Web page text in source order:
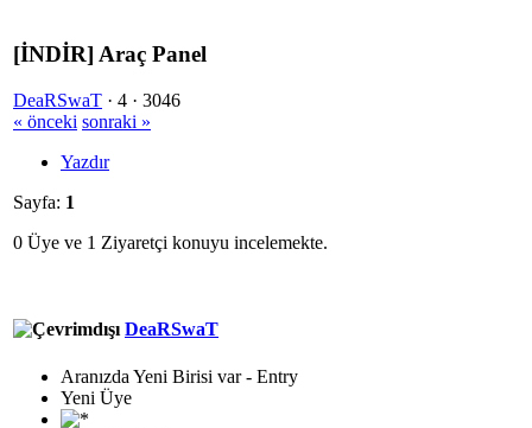
[İNDİR] Araç Panel
DeaRSwaT · 4 · 3046
« önceki sonraki »
Yazdır
Sayfa: 1
0 Üye ve 1 Ziyaretçi konuyu incelemekte.
DeaRSwaT
Aranızda Yeni Birisi var - Entry
Yeni Üye